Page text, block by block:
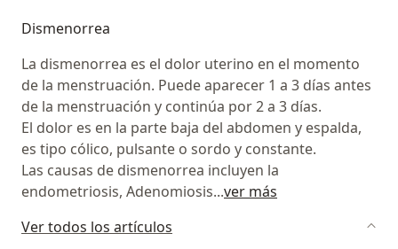
Dismenorrea
La dismenorrea es el dolor uterino en el momento
de la menstruación. Puede aparecer 1 a 3 días antes
de la menstruación y continúa por 2 a 3 días.
El dolor es en la parte baja del abdomen y espalda,
es tipo cólico, pulsante o sordo y constante.
Las causas de dismenorrea incluyen la
endometriosis, Adenomiosis...ver más
Ver todos los artículos